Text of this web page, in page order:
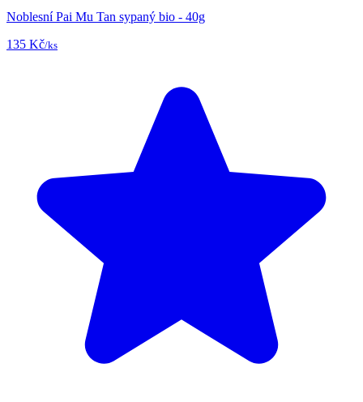
Noblesní Pai Mu Tan sypaný bio - 40g
135 Kč/ks